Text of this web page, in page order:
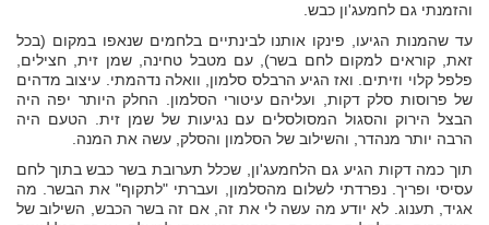
והזמנתי גם לחמעג'ון כבש.
עד שהמנות הגיעו, פינקו אותנו לבינתיים בלחמים שנאפו במקום (בכל
זאת, קוראים למקום לחם בשר), עם מטבל טחינה, שמן זית, חצילים,
פלפל קלוי וזיתים. ואז הגיע הרבלס סלמון, וואלה נדהמתי. עיצוב מדהים
של פרוסות סלק דקות, ועליהם עיטורי הסלמון. החלק היותר יפה היה
הבצל הירוק והסגול המסולסלים עם נגיעות של שמן זית. הטעם היה
הרבה יותר מנהדר, והשילוב של הסלמון והסלק, עשה את המנה.
תוך כמה דקות הגיע גם הלחמעג'ון, שכלל תערובת בשר כבש בתוך לחם
עסיסי ופריך. נפרדתי לשלום מהסלמון, ועברתי "לתקוף" את הבשר. מה
אגיד, תענוג. לא יודע מה עשה לי את זה, אם זה בשר הכבש, השילוב של